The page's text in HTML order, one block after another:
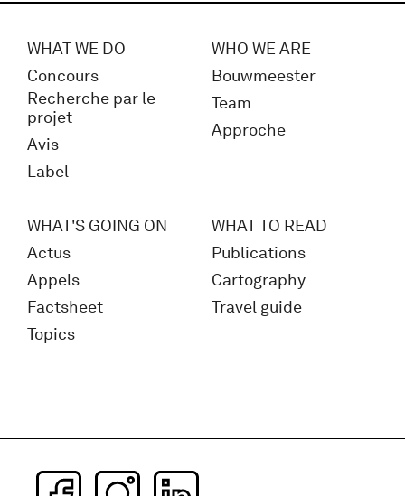
WHAT WE DO
Concours
Recherche par le
projet
Avis
Label
WHO WE ARE
Bouwmeester
Team
Approche
WHAT'S GOING ON
Actus
Appels
Factsheet
Topics
WHAT TO READ
Publications
Cartography
Travel guide